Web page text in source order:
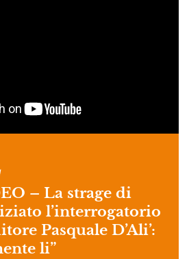
– La strage di
l’interrogatorio
Pasquale D’Ali’:
li”